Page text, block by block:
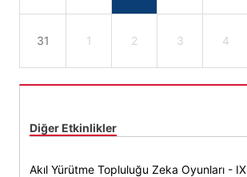
31 1 2 3 4
Diğer Etkinlikler
Akıl Yürütme Topluluğu Zeka Oyunları - IX